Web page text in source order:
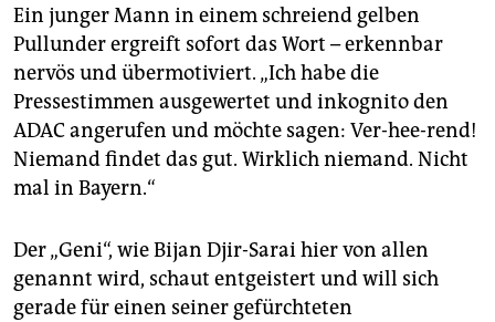
epaper login
Ein junger Mann in einem schreiend gelben
Pullunder ergreift sofort das Wort – erkennbar
nervös und übermotiviert. „Ich habe die
Pressestimmen ausgewertet und inkognito den
ADAC angerufen und möchte sagen: Ver-hee-rend!
Niemand findet das gut. Wirklich niemand. Nicht
mal in Bayern.“
Der „Geni“, wie Bijan Djir-Sarai hier von allen
genannt wird, schaut entgeistert und will sich
gerade für einen seiner gefürchteten